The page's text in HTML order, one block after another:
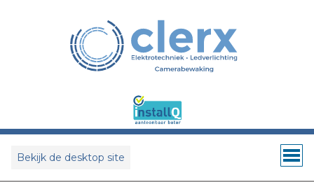
Bekijk de desktop site